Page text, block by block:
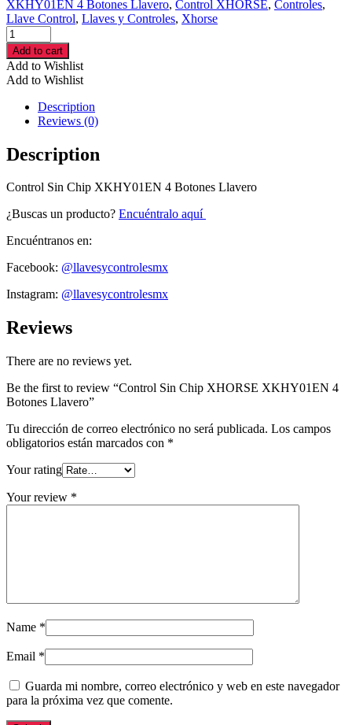
XKHY01EN 4 Botones Llavero, Control XHORSE, Controles,
Llave Control, Llaves y Controles, Xhorse
Control
Sin
Chip
XHORSE
XKHY01EN
Botones
Llavero
cantidad
Add to cart
Add to Wishlist
Add to Wishlist
Description
Reviews (0)
Description
Control Sin Chip XKHY01EN 4 Botones Llavero
¿Buscas un producto? Encuéntralo aquí
Encuéntranos en:
Facebook: @llavesycontrolesmx
Instagram: @llavesycontrolesmx
Reviews
There are no reviews yet.
Be the first to review “Control Sin Chip XHORSE XKHY01EN 4
Botones Llavero”
Tu dirección de correo electrónico no será publicada. Los campos
obligatorios están marcados con *
Your rating
Your review *
Name *
Email *
Guarda mi nombre, correo electrónico y web en este navegador
para la próxima vez que comente.